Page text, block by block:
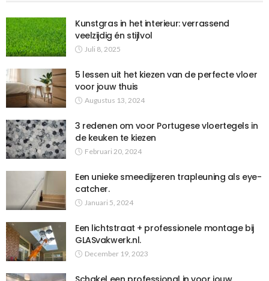
Kunstgras in het interieur: verrassend
veelzijdig én stijlvol
Juli 8, 2025
5 lessen uit het kiezen van de perfecte vloer
voor jouw thuis
Augustus 13, 2024
3 redenen om voor Portugese vloertegels in
de keuken te kiezen
Februari 20, 2024
Een unieke smeedijzeren trapleuning als eye-
catcher.
Januari 5, 2024
Een lichtstraat + professionele montage bij
GLASvakwerk.nl.
December 19, 2023